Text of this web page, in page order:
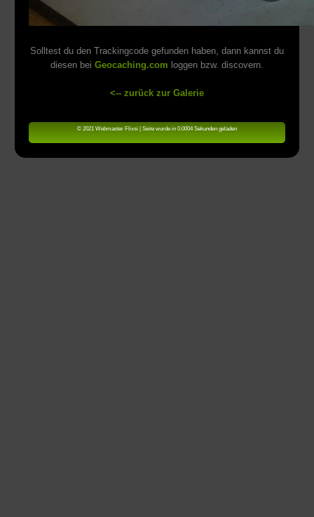
Solltest du den Trackingcode gefunden haben, dann kannst du
diesen bei Geocaching.com loggen bzw. discovern.
<-- zurück zur Galerie
© 2021 Webmaster Flixsi | Seite wurde in 0.0004 Sekunden geladen